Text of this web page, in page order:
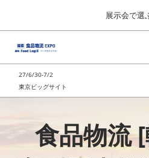
プ
し
進
to
close
展示会で選
東京ビッグサイ
ー
ナ
ー
シ
27/6/30-7/2
東京ビッグサイト
国食品物流